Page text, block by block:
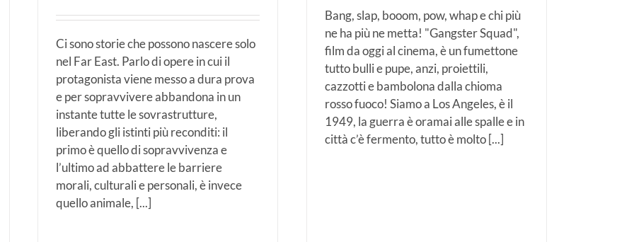
Ci sono storie che possono nascere solo
nel Far East. Parlo di opere in cui il
protagonista viene messo a dura prova
e per sopravvivere abbandona in un
instante tutte le sovrastrutture,
liberando gli istinti più reconditi: il
primo è quello di sopravvivenza e
l’ultimo ad abbattere le barriere
morali, culturali e personali, è invece
quello animale, [...]
Bang, slap, booom, pow, whap e chi più
ne ha più ne metta! "Gangster Squad",
film da oggi al cinema, è un fumettone
tutto bulli e pupe, anzi, proiettili,
cazzotti e bambolona dalla chioma
rosso fuoco! Siamo a Los Angeles, è il
1949, la guerra è oramai alle spalle e in
città c’è fermento, tutto è molto [...]